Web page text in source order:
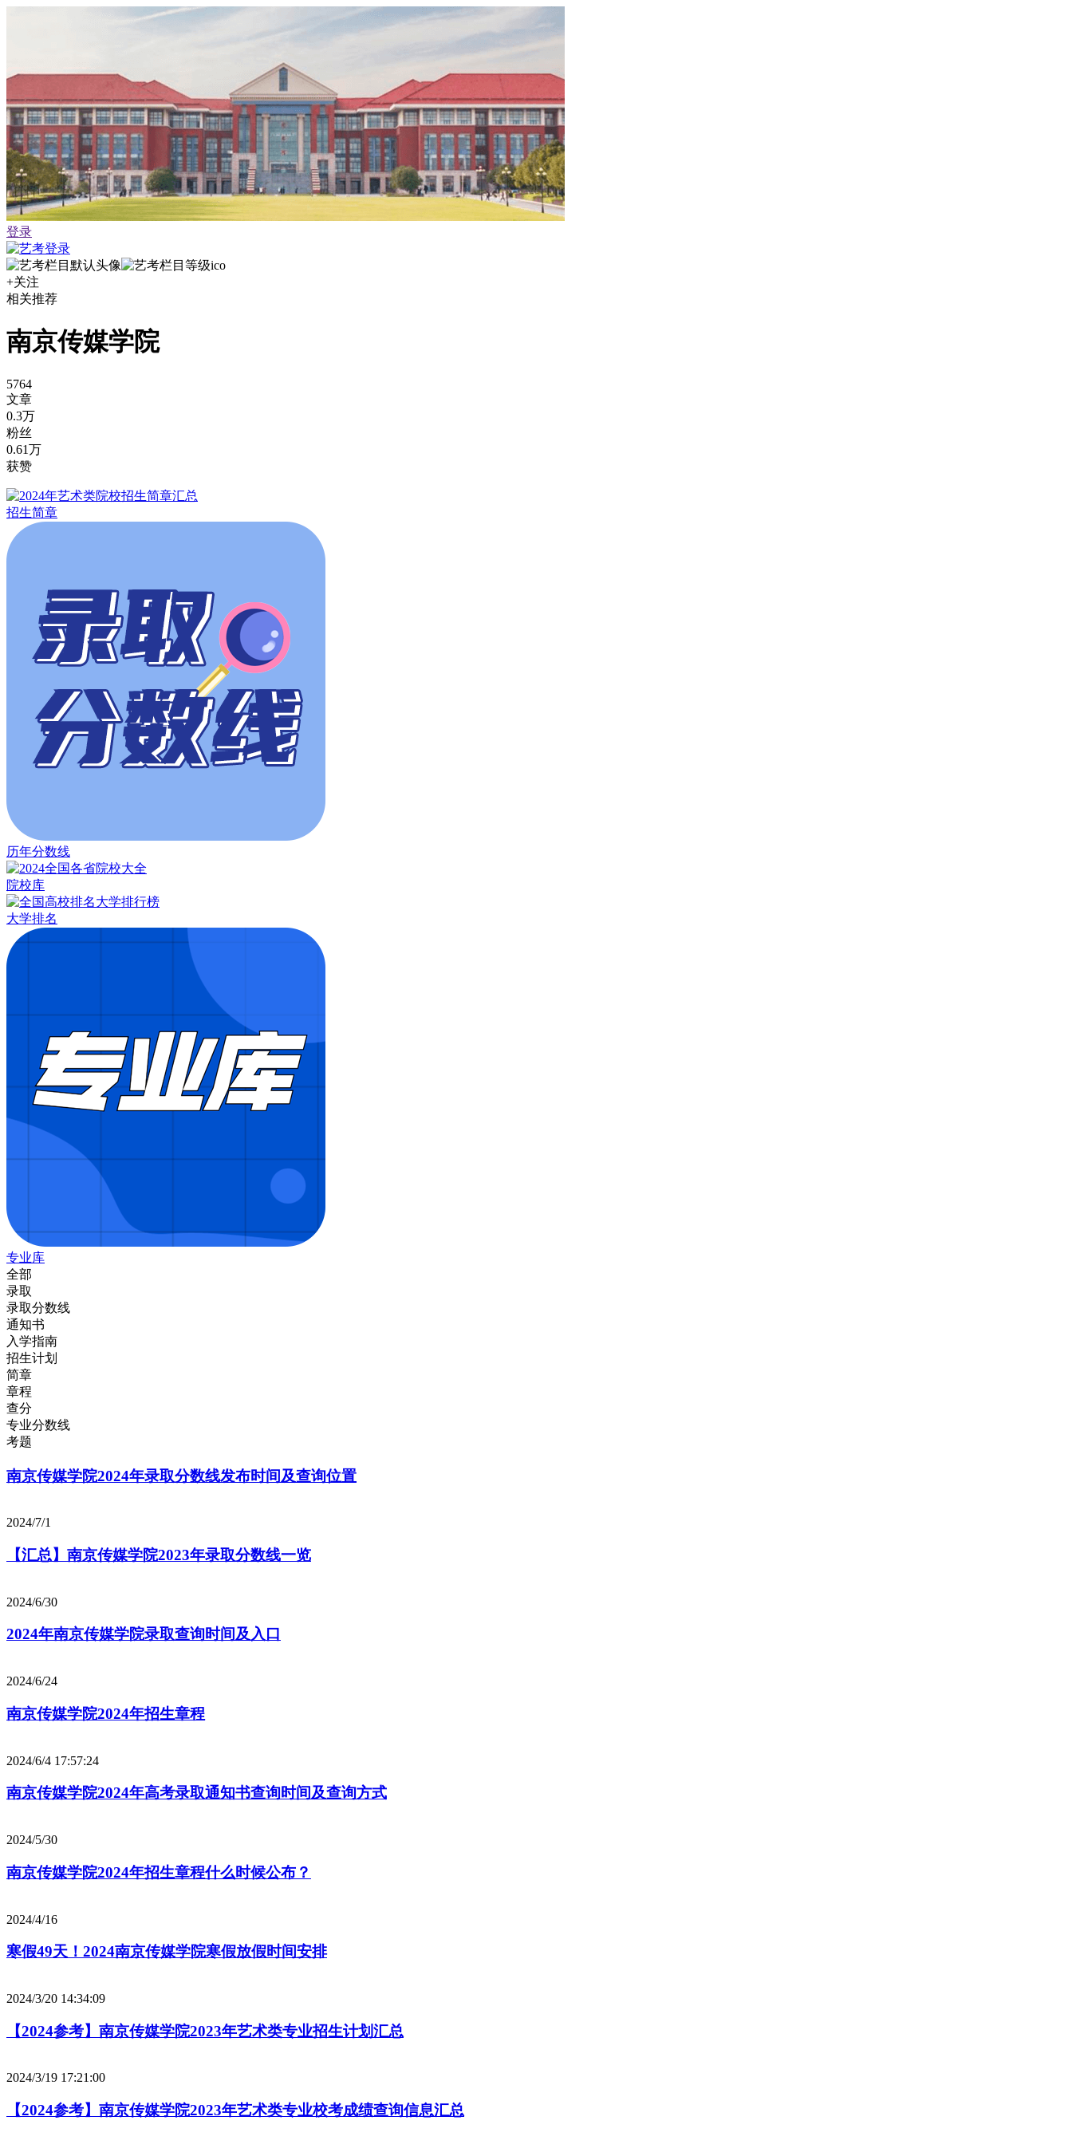
登录
+关注
相关推荐
南京传媒学院
5764
文章
0.3万
粉丝
0.61万
获赞
招生简章
历年分数线
院校库
大学排名
专业库
全部
录取
录取分数线
通知书
入学指南
招生计划
简章
章程
查分
专业分数线
考题
南京传媒学院2024年录取分数线发布时间及查询位置
2024/7/1
【汇总】南京传媒学院2023年录取分数线一览
2024/6/30
2024年南京传媒学院录取查询时间及入口
2024/6/24
南京传媒学院2024年招生章程
2024/6/4 17:57:24
南京传媒学院2024年高考录取通知书查询时间及查询方式
2024/5/30
南京传媒学院2024年招生章程什么时候公布？
2024/4/16
寒假49天！2024南京传媒学院寒假放假时间安排
2024/3/20 14:34:09
【2024参考】南京传媒学院2023年艺术类专业招生计划汇总
2024/3/19 17:21:00
【2024参考】南京传媒学院2023年艺术类专业校考成绩查询信息汇总